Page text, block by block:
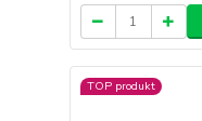
TOP produkt